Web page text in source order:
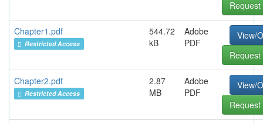
Chapter1.pdf
Restricted Access
544.72
kB
Adobe
PDF
View/
Chapter2.pdf
Restricted Access
2.87
MB
Adobe
PDF
View/